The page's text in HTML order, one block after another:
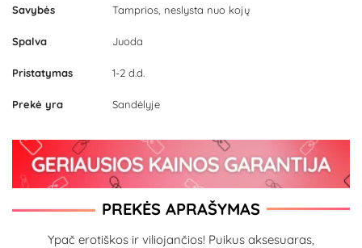
Savybės Tamprios, neslysta nuo kojų
Spalva Juoda
Pristatymas 1-2 d.d.
Prekė yra Sandėlyje
PREKĖS APRAŠYMAS
Ypač erotiškos ir viliojančios! Puikus aksesuaras,